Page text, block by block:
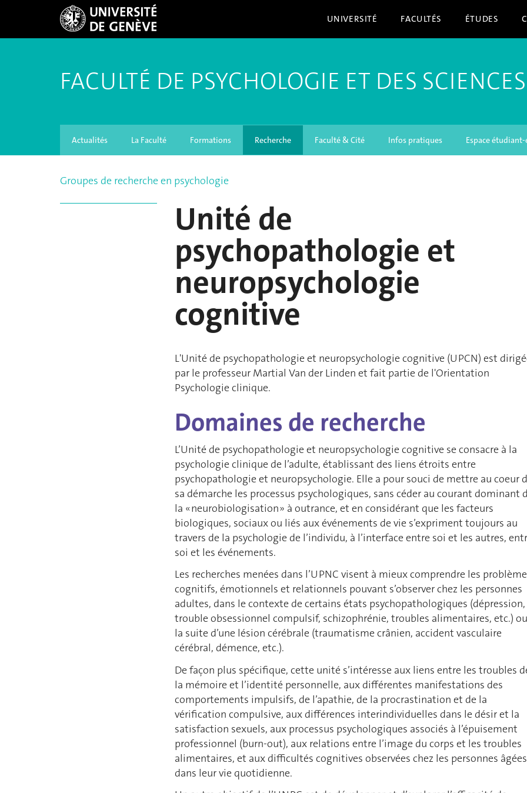
UNIVERSITÉ FACULTÉS ÉTUDES
FACULTÉ DE PSYCHOLOGIE ET DES
Actualités La Faculté Formations Recherche Faculté & Cité Infos pratiques Espace étudiant-
Groupes de recherche en psychologie
Unité de
psychopathologie et
neuropsychologie
cognitive
L'Unité de psychopathologie et neuropsychologie cognitive (UPCN) est
par le professeur Martial Van der Linden et fait partie de l'Orientation
Psychologie clinique.
Domaines de recherche
L’Unité de psychopathologie et neuropsychologie cognitive se consacre à la
psychologie clinique de l’adulte, établissant des liens étroits entre
psychopathologie et neuropsychologie. Elle a pour souci de mettre au coeur
sa démarche les processus psychologiques, sans céder au courant dominant
la « neurobiologisation » à outrance, et en considérant que les facteurs
biologiques, sociaux ou liés aux événements de vie s’expriment toujours au
travers de la psychologie de l’individu, à l’interface entre soi et les autres,
soi et les événements.
Les recherches menées dans l’UPNC visent à mieux comprendre les
cognitifs, émotionnels et relationnels pouvant s’observer chez les personnes
adultes, dans le contexte de certains états psychopathologiques (dépression,
trouble obsessionnel compulsif, schizophrénie, troubles alimentaires, etc.)
la suite d’une lésion cérébrale (traumatisme crânien, accident vasculaire
cérébral, démence, etc.).
De façon plus spécifique, cette unité s’intéresse aux liens entre les troubles
la mémoire et l’identité personnelle, aux différentes manifestations des
comportements impulsifs, de l’apathie, de la procrastination et de la
vérification compulsive, aux différences interindividuelles dans le désir et la
satisfaction sexuels, aux processus psychologiques associés à l’épuisement
professionnel (burn-out), aux relations entre l’image du corps et les troubles
alimentaires, et aux difficultés cognitives observées chez les personnes âgées
dans leur vie quotidienne.